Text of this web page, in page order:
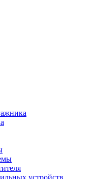
устройств